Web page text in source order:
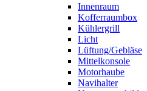
Innenraum
Kofferraumbox
Kühlergrill
Licht
Lüftung/Gebläse
Mittelkonsole
Motorhaube
Navihalter